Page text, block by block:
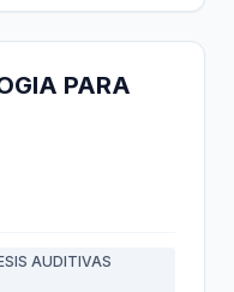
PARA
AUDITIVAS